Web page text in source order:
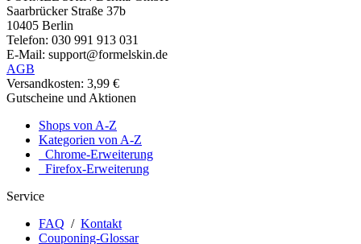
Saarbrücker Straße 37b
10405 Berlin
Telefon: 030 991 913 031
E-Mail: support@formelskin.de
AGB
Versandkosten: 3,99 €
Gutscheine und Aktionen
Shops von A-Z
Kategorien von A-Z
Chrome-Erweiterung
Firefox-Erweiterung
Service
FAQ / Kontakt
Couponing-Glossar